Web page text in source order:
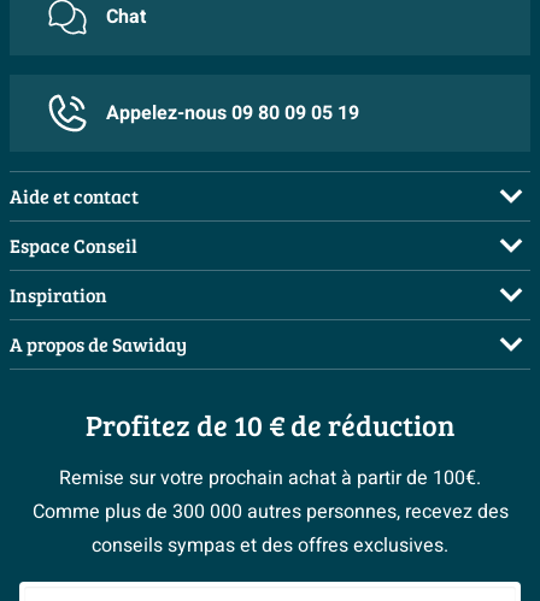
Chat
Appelez-nous 09 80 09 05 19
Aide et contact
FAQ
Commander
Payer
Livraison / retrait
Garantie & réclamations
Politique d’avis
> Service client
Espace Conseil
Demandez votre devis
Planificateur 3D
Les bons tuyaux
> Espace Conseil
Inspiration
Salles de bains complètes
Inspiration toilettes
Moodboards
Magazine
#Mysawiday
> Inspiration salle de bains
A propos de Sawiday
Postes vacants
Sawiday PRO
Fevad
Ils parlent de nous
Mentions légales
Profitez de 10 € de réduction
Remise sur votre prochain achat à partir de 100€.
Comme plus de 300 000 autres personnes, recevez des
conseils sympas et des offres exclusives.